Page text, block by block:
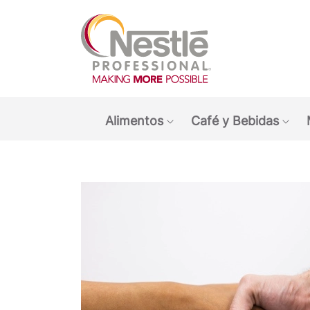
Alimentos
Show submenu:
Café y Bebidas